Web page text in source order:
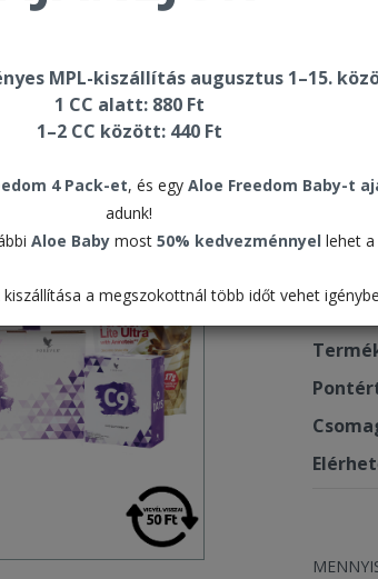
MPL-kiszállítás augusztus 1–15.
1 CC alatt: 880 Ft
1–2 CC között: 440 Ft
4 Pack-et, és egy Aloe Freedom Baby-t
adunk!
Aloe Babymost 50% kedvezménnyel lehet a
a megszokottnál több időt vehet
C9